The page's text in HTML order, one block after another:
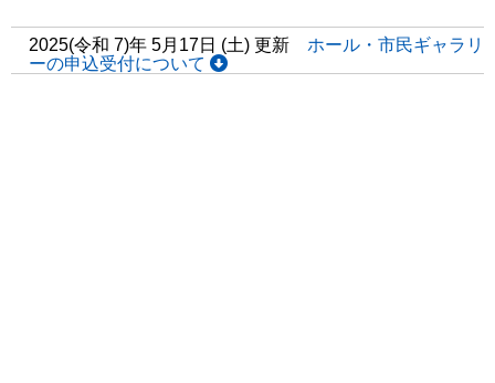
2025(令和 7)年 5月17日 (土) 更新
ホール・市民ギャラリ
ーの申込受付について